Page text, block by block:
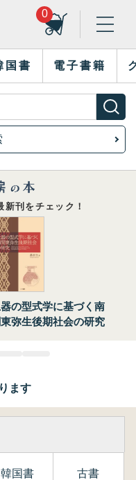
0
国書 電子書籍
刊をチェック！
の型式学に基づく南
東弥生後期社会の研究
ます
韓国書 古書